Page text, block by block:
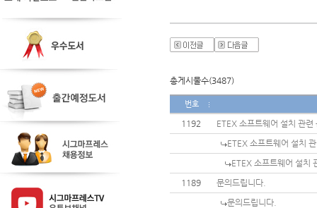
총게시물수(3487)
번호
1192
ETEX 소프트웨어 설치 관련
ETEX 소프트웨어 설치
ETEX 소프트웨어 설치
1189
문의드립니다.
문의드립니다.